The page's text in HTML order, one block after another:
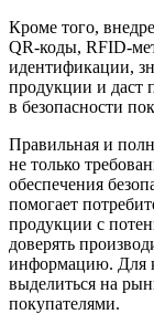
Кроме того,
QR-коды, RFID-
идентификации,
продукции и даст
в безопасности
Правильная и
не только
обеспечения
помогает
продукции с
доверять
информацию. Для
выделиться на
покупателями.